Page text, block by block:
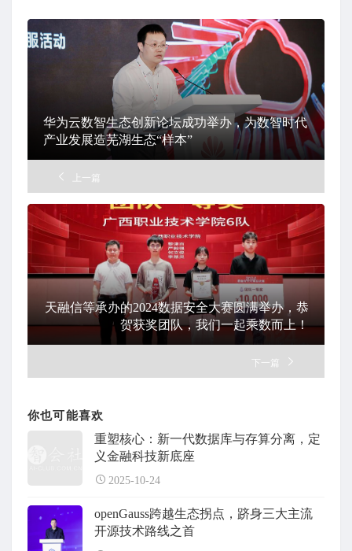
华为云数智生态创新论坛成功举办，为数智时代
产业发展造芜湖生态“样本”
上一篇
天融信等承办的2024数据安全大赛圆满举办，恭
贺获奖团队，我们一起乘数而上！
下一篇
你也可能喜欢
重塑核心：新一代数据库与存算分离，定
义金融科技新底座
2025-10-24
openGauss跨越生态拐点，跻身三大主流
开源技术路线之首